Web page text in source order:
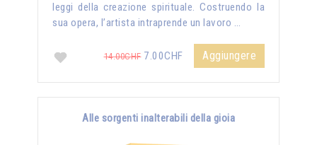
leggi della creazione spirituale. Costruendo la
sua opera, l’artista intraprende un lavoro …
14.00CHF7.00CHF Aggiungere
Alle sorgenti inalterabili della gioia